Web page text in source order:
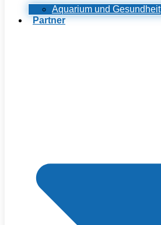
Aquarium und Gesundheit
Partner